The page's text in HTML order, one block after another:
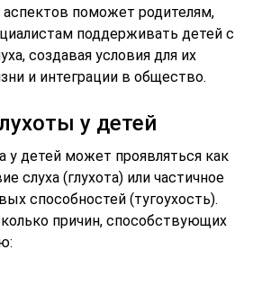
поможет родителям,
поддерживать детей с
создавая условия для их
и интеграции в общество.
у детей
у детей может проявляться как
слуха (глухота) или частичное
способностей (тугоухость).
причин, способствующих